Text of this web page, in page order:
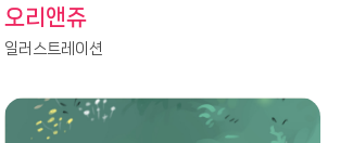
오리앤쥬
일러스트레이션